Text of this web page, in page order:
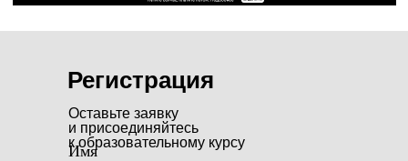
Регистрация
Имя
Оставьте заявку
и присоединяйтесь
к образовательному курсу